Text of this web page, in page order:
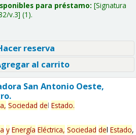
para préstamo: Signatura
v.3 (1).
reserva
al carrito
San Antonio Oeste,
Sociedad del Estado.
y Energía Eléctrica, Sociedad del Estado,